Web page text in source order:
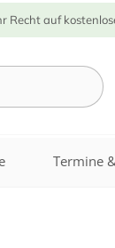
Recht auf
Termine